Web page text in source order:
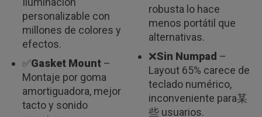
personalizable con
millones de colores y
efectos.
✅Gasket Mount–
Montaje por goma
amortiguadora, mejor
tacto y sonido
robusta lo hace
menos portátil que
alternativas.
❌Sin Numpad –
Layout 65% carece de
teclado numérico,
inconveniente para某
些 usuarios.